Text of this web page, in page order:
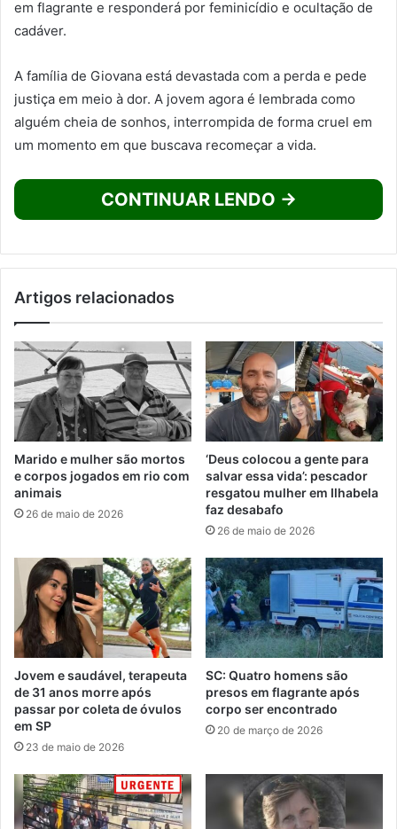
em flagrante e responderá por feminicídio e ocultação de
cadáver.
A família de Giovana está devastada com a perda e pede
justiça em meio à dor. A jovem agora é lembrada como
alguém cheia de sonhos, interrompida de forma cruel em
um momento em que buscava recomeçar a vida.
CONTINUAR LENDO →
Artigos relacionados
Marido e mulher são mortos
e corpos jogados em rio com
animais
26 de maio de 2026
‘Deus colocou a gente para
salvar essa vida’: pescador
resgatou mulher em Ilhabela
faz desabafo
26 de maio de 2026
Jovem e saudável, terapeuta
de 31 anos morre após
passar por coleta de óvulos
em SP
23 de maio de 2026
SC: Quatro homens são
presos em flagrante após
corpo ser encontrado
20 de março de 2026